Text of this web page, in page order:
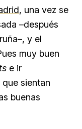
, una vez se
–después
y el
muy buen
e ir
sientan
buenas